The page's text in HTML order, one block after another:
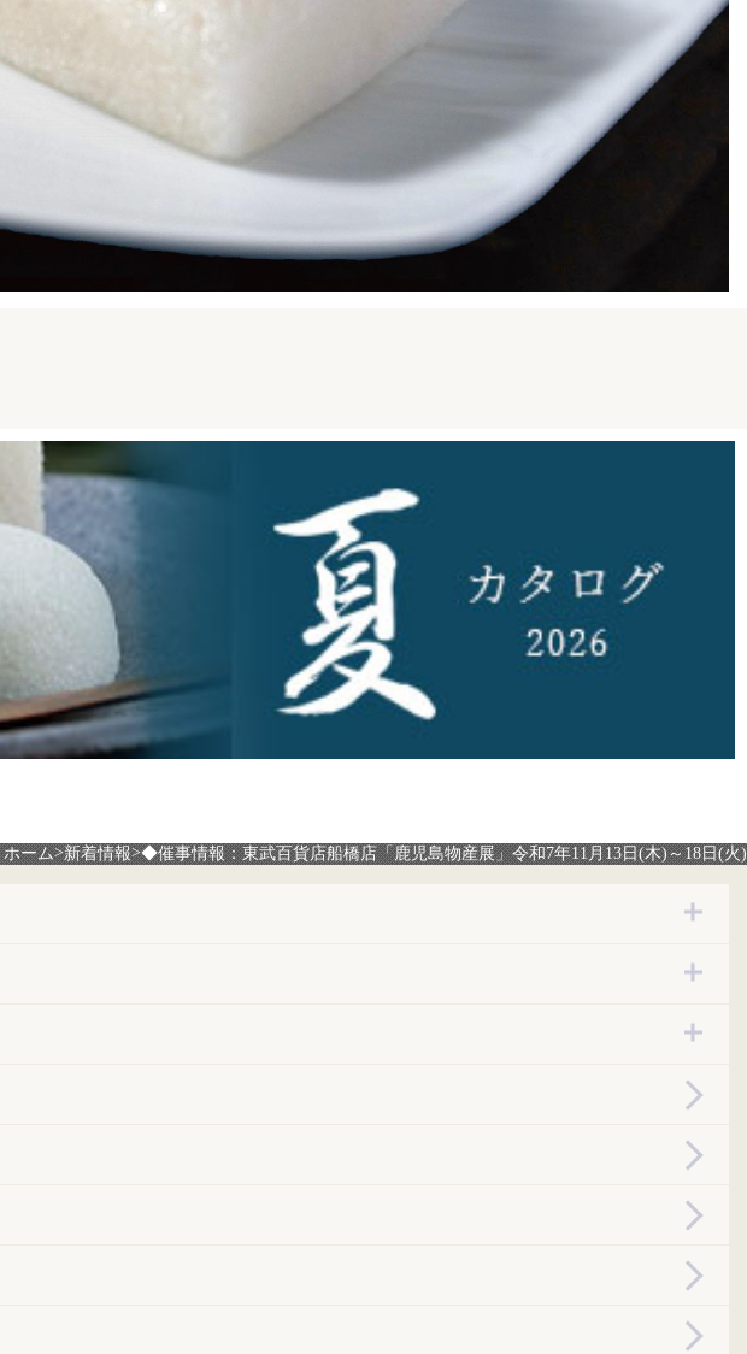
ホーム>新着情報>◆催事情報：東武百貨店船橋店「鹿児島物産展」令和7年11月13日(木)～18日(火)